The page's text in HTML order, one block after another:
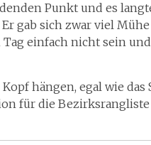
Punkt und es
gab sich zwar viel
einfach nicht sein
hängen, egal wie das
für die Bezirksrangliste